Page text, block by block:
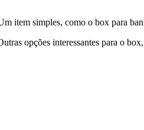
item simples, como o box para
opções interessantes para o box,